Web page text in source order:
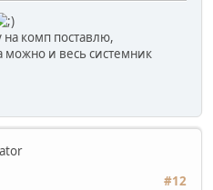
комп поставлю,
можно и весь системник
#12